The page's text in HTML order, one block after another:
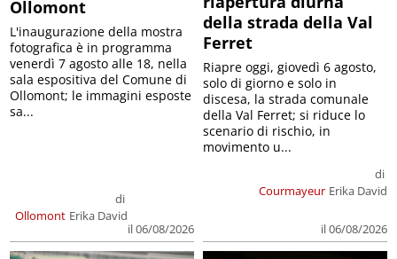
Ollomont
Ollomont
di
Erika David
il 06/08/2026
L'inaugurazione della mostra
fotografica è in programma
venerdì 7 agosto alle 18, nella
sala espositiva del Comune di
Ollomont; le immagini esposte
sa...
della strada della Val
Ferret
Courmayeur
di
Erika David
il 06/08/2026
Riapre oggi, giovedì 6 agosto,
solo di giorno e solo in
discesa, la strada comunale
della Val Ferret; si riduce lo
scenario di rischio, in
movimento u...